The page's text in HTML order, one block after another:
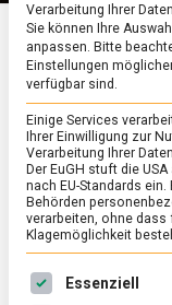
Beim
mögen
9.
Verarbeitung Ihrer
Sie können Ihre
anpassen. Bitte
Einstellungen
verfügbar sind.
Einige Services
Ihrer Einwilligung zur
Verarbeitung Ihrer
Der EuGH stuft die
nach EU-Standards
Behörden
verarbeiten, ohne dass
Klagemöglichkeit
Es folgt eine
Essenziell